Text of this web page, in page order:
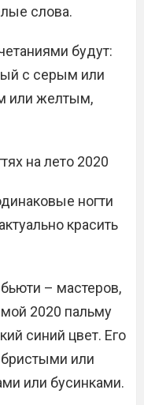
слова.
будут:
с серым или
или желтым,
на лето 2020
ногти
красить
– мастеров,
2020 пальму
синий цвет. Его
или
или бусинками.